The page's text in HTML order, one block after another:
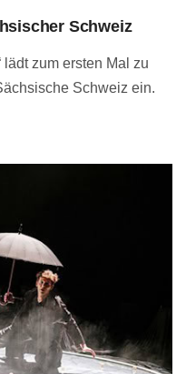
Schweiz
lädt zum ersten Mal zu
Schweiz ein.